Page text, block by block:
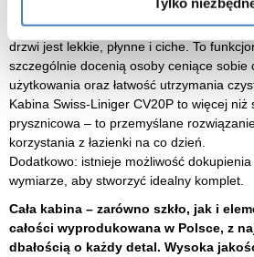
wnętrz w stylu nowoczesnym,
Wygodny system przesuwny sprawia, że
drzwi jest lekkie, płynne i ciche. To
szczególnie docenią osoby ceniące sobie
użytkowania oraz łatwość utrzymania
Kabina Swiss-Liniger CV20P to więcej niż
prysznicowa – to przemyślane
korzystania z łazienki na co dzień.
Dodatkowo: istnieje możliwość
wymiarze, aby stworzyć idealny komplet.
Cała kabina – zarówno szkło, jak i
całości wyprodukowana w Polsce, z
dbałością o każdy detal. Wysoka